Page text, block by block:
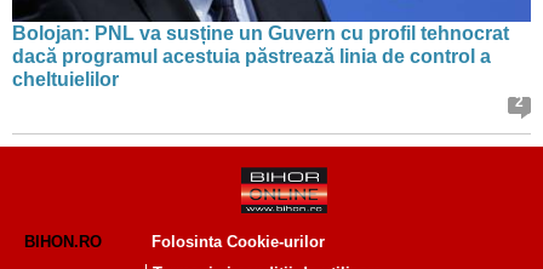
Bolojan: PNL va susține un Guvern cu profil tehnocrat
dacă programul acestuia păstrează linia de control a
cheltuielilor
2
BIHON.RO
Folosinta Cookie-urilor